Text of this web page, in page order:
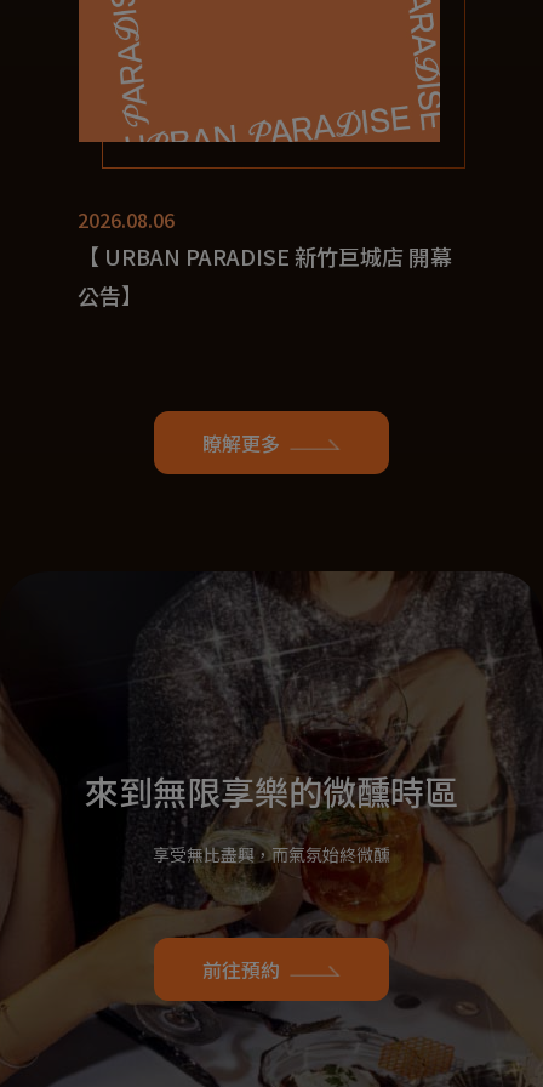
2026.08.06
【 URBAN PARADISE 新竹巨城店 開幕
公告】
瞭解更多
來到無限享樂的微醺時區
享受無比盡興，而氣氛始終微醺
前往預約